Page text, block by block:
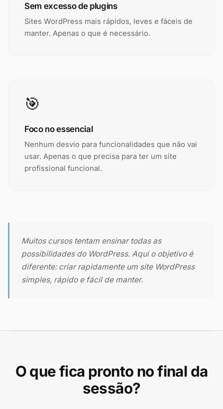
Sem excesso de plugins
Sites WordPress mais rápidos, leves e fáceis de
manter. Apenas o que é necessário.
🎯
Foco no essencial
Nenhum desvio para funcionalidades que não vai
usar. Apenas o que precisa para ter um site
profissional funcional.
Muitos cursos tentam ensinar todas as
possibilidades do WordPress. Aqui o objetivo é
diferente: criar rapidamente um site WordPress
simples, rápido e fácil de manter.
O que fica pronto no final da
sessão?